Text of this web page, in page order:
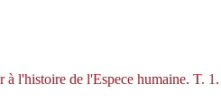
à l'histoire de l'Espece humaine. T. 1.